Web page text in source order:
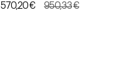
950,33€
El
570,20€
El